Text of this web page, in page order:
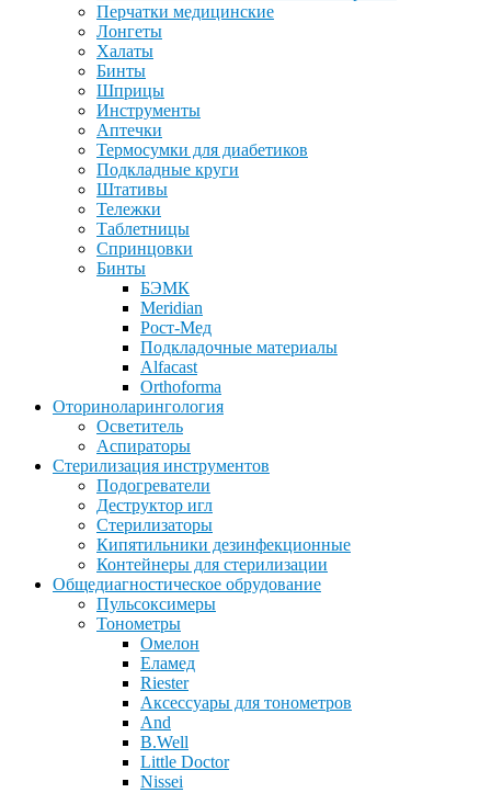
Перчатки медицинские
Лонгеты
Халаты
Бинты
Шприцы
Инструменты
Аптечки
Термосумки для диабетиков
Подкладные круги
Штативы
Тележки
Таблетницы
Спринцовки
Бинты
БЭМК
Meridian
Рост-Мед
Подкладочные материалы
Alfacast
Orthoforma
Оториноларингология
Осветитель
Аспираторы
Стерилизация инструментов
Подогреватели
Деструктор игл
Стерилизаторы
Кипятильники дезинфекционные
Контейнеры для стерилизации
Общедиагностическое обрудование
Пульсоксимеры
Тонометры
Омелон
Еламед
Riester
Аксессуары для тонометров
And
B.Well
Little Doctor
Nissei